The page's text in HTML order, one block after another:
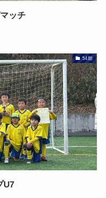
ッチ
54期
U7